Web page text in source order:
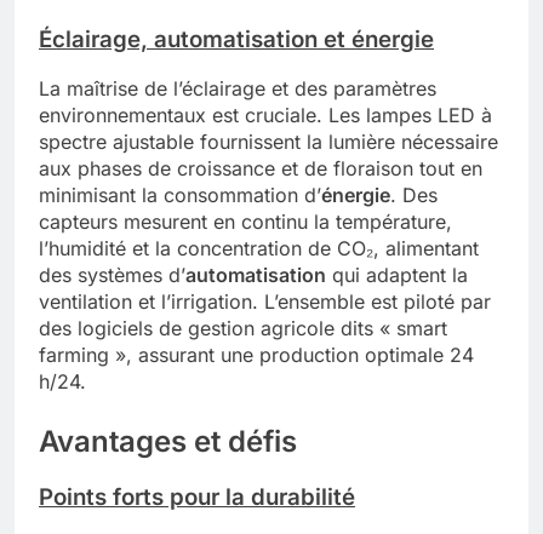
Éclairage, automatisation et énergie
La maîtrise de l’éclairage et des paramètres
environnementaux est cruciale. Les lampes LED à
spectre ajustable fournissent la lumière nécessaire
aux phases de croissance et de floraison tout en
minimisant la consommation d’énergie. Des
capteurs mesurent en continu la température,
l’humidité et la concentration de CO₂, alimentant
des systèmes d’automatisation qui adaptent la
ventilation et l’irrigation. L’ensemble est piloté par
des logiciels de gestion agricole dits « smart
farming », assurant une production optimale 24
h/24.
Avantages et défis
Points forts pour la durabilité